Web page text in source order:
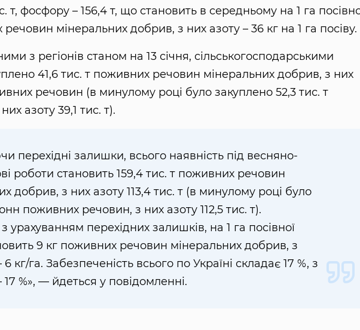
т, фосфору – 156,4 т, що становить в середньому на 1 га
мінеральних добрив, з них азоту – 36 кг на 1 га посіву.
з регіонів станом на 13 січня, сільськогосподарськими
41,6 тис. т поживних речовин мінеральних добрив, з них
речовин (в минулому році було закуплено 52,3 тис. т
азоту 39,1 тис. т).
перехідні залишки, всього наявність під весняно-
роботи становить 159,4 тис. т поживних речовин
добрив, з них азоту 113,4 тис. т (в минулому році було
поживних речовин, з них азоту 112,5 тис. т).
урахуванням перехідних залишків, на 1 га посівної
9 кг поживних речовин мінеральних добрив, з
6 кг/га. Забезпеченість всього по Україні складає 17 %, з
17 %», — йдеться у повідомленні.